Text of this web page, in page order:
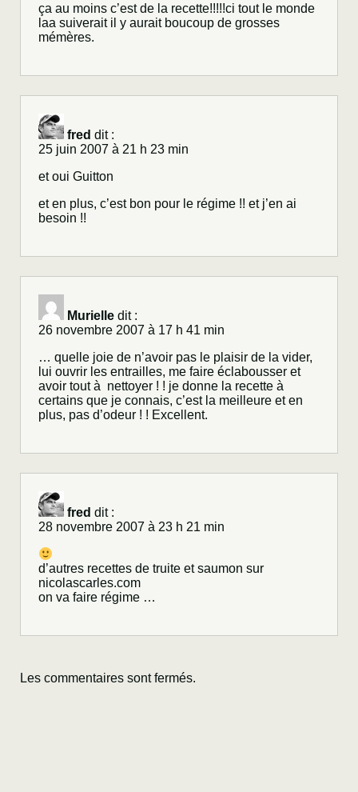
ça au moins c’est de la recette!!!!!ci tout le monde
laa suiverait il y aurait boucoup de grosses
mémères.
fred dit :
25 juin 2007 à 21 h 23 min
et oui Guitton
et en plus, c’est bon pour le régime !! et j’en ai
besoin !!
Murielle dit :
26 novembre 2007 à 17 h 41 min
… quelle joie de n’avoir pas le plaisir de la vider,
lui ouvrir les entrailles, me faire éclabousser et
avoir tout à nettoyer ! ! je donne la recette à
certains que je connais, c’est la meilleure et en
plus, pas d’odeur ! ! Excellent.
fred dit :
28 novembre 2007 à 23 h 21 min
d’autres recettes de truite et saumon sur
nicolascarles.com
on va faire régime …
Les commentaires sont fermés.